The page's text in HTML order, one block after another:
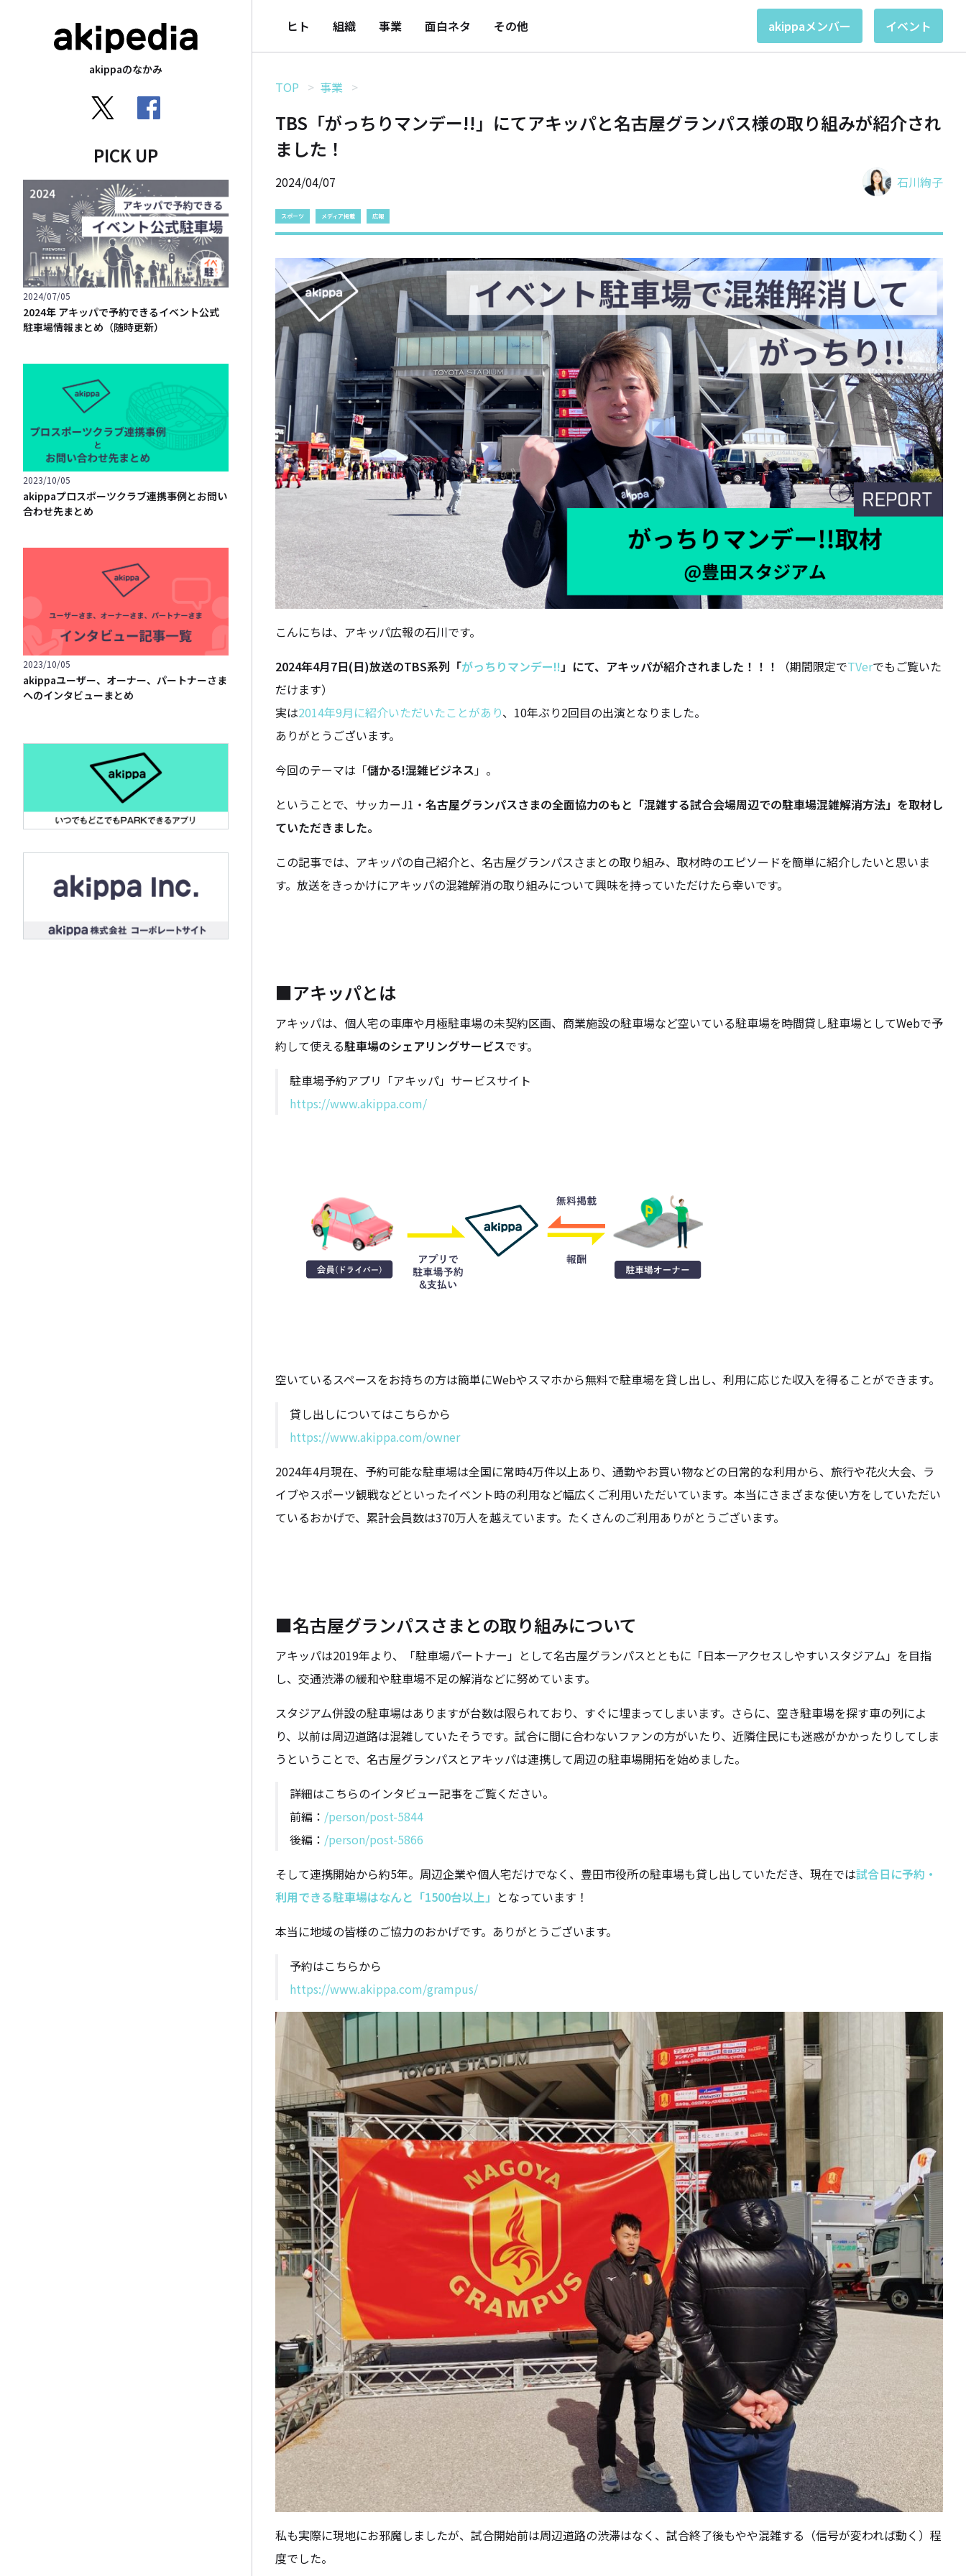
akippaのなかみ
PICK UP
2024/07/05
2024年 アキッパで予約できるイベント公式
駐車場情報まとめ（随時更新）
2023/10/05
akippaプロスポーツクラブ連携事例とお問い
合わせ先まとめ
2023/10/05
akippaユーザー、オーナー、パートナーさま
へのインタビューまとめ
ヒト 組織 事業 面白ネタ その他 akippaメンバー イベント
TOP 事業
TBS「がっちりマンデー!!」にてアキッパと名古屋グランパス様の取り組みが紹介され
ました！
2024/04/07 石川絢子
スポーツ メディア掲載 広報
こんにちは、アキッパ広報の石川です。
2024年4月7日(日)放送のTBS系列「がっちりマンデー!! 」にて、アキッパが紹介されました！！！ （期間限定でTVerでもご覧いた
だけます）
実は2014年9月に紹介いただいたことがあり、10年ぶり2回目の出演となりました。
ありがとうございます。
今回のテーマは「儲かる!混雑ビジネス 」。
ということで、サッカーJ1・ 名古屋グランパスさまの全面協力のもと「混雑する試合会場周辺での駐車場混雑解消方法」を取材し
ていただきました。
この記事では、アキッパの自己紹介と、名古屋グランパスさまとの取り組み、取材時のエピソードを簡単に紹介したいと思いま
す。放送をきっかけにアキッパの混雑解消の取り組みについて興味を持っていただけたら幸いです。
■アキッパとは
アキッパは、個人宅の車庫や月極駐車場の未契約区画、商業施設の駐車場など空いている駐車場を時間貸し駐車場としてWebで予
約して使える駐車場のシェアリングサービスです。
駐車場予約アプリ「アキッパ」サービスサイト
https://www.akippa.com/
空いているスペースをお持ちの方は簡単にWebやスマホから無料で駐車場を貸し出し、利用に応じた収入を得ることができます。
貸し出しについてはこちらから
https://www.akippa.com/owner
2024年4月現在、予約可能な駐車場は全国に常時4万件以上あり、通勤やお買い物などの日常的な利用から、旅行や花火大会、ラ
イブやスポーツ観戦などといったイベント時の利用など幅広くご利用いただいています。本当にさまざまな使い方をしていただい
ているおかげで、累計会員数は370万人を越えています。たくさんのご利用ありがとうございます。
■名古屋グランパスさまとの取り組みについて
アキッパは2019年より、「駐車場パートナー」として名古屋グランパスとともに「日本一アクセスしやすいスタジアム」を目指
し、交通渋滞の緩和や駐車場不足の解消などに努めています。
スタジアム併設の駐車場はありますが台数は限られており、すぐに埋まってしまいます。さらに、空き駐車場を探す車の列によ
り、以前は周辺道路は混雑していたそうです。試合に間に合わないファンの方がいたり、近隣住民にも迷惑がかかったりしてしま
うということで、名古屋グランパスとアキッパは連携して周辺の駐車場開拓を始めました。
詳細はこちらのインタビュー記事をご覧ください。
前編： /person/post-5844
後編： /person/post-5866
そして連携開始から約5年。周辺企業や個人宅だけでなく、豊田市役所の駐車場も貸し出していただき、現在では試合日に予約・
利用できる駐車場はなんと「1500台以上」 となっています！
本当に地域の皆様のご協力のおかげです。ありがとうございます。
予約はこちらから
https://www.akippa.com/grampus/
私も実際に現地にお邪魔しましたが、試合開始前は周辺道路の渋滞はなく、試合終了後もやや混雑する（信号が変われば動く）程
度でした。